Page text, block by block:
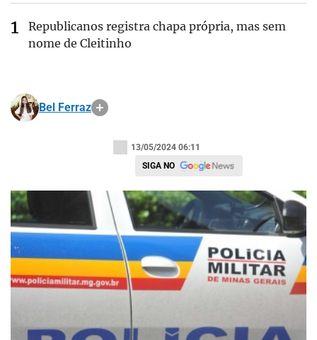
Republicanos registra chapa própria, mas sem
nome de Cleitinho
Bel Ferraz
13/05/2024 06:11
SIGA NO